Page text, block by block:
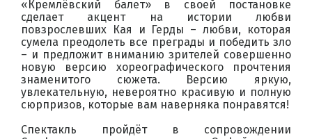
«Кремлёвский балет» в своей постановке
сделает акцент на истории любви
повзрослевших Кая и Герды – любви, которая
сумела преодолеть все преграды и победить зло
– и предложит вниманию зрителей совершенно
новую версию хореографического прочтения
знаменитого сюжета. Версию яркую,
увлекательную, невероятно красивую и полную
сюрпризов, которые вам наверняка понравятся!
Спектакль пройдёт в сопровождении